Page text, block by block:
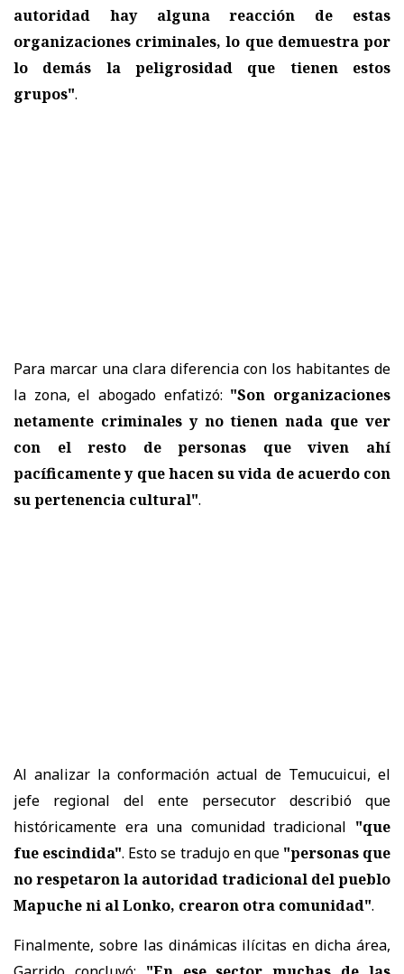
autoridad hay alguna reacción de estas
organizaciones criminales, lo que demuestra por
lo demás la peligrosidad que tienen estos
grupos".
Para marcar una clara diferencia con los habitantes de
la zona, el abogado enfatizó: "Son organizaciones
netamente criminales y no tienen nada que ver
con el resto de personas que viven ahí
pacíficamente y que hacen su vida de acuerdo con
su pertenencia cultural".
Al analizar la conformación actual de Temucuicui, el
jefe regional del ente persecutor describió que
históricamente era una comunidad tradicional "que
fue escindida". Esto se tradujo en que "personas que
no respetaron la autoridad tradicional del pueblo
Mapuche ni al Lonko, crearon otra comunidad".
Finalmente, sobre las dinámicas ilícitas en dicha área,